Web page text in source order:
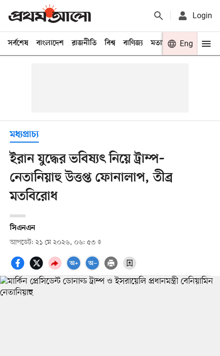
Login
সর্বশেষ বাংলাদেশ রাজনীতি বিশ্ব বাণিজ্য মতামত খেলা
Eng
মধ্যপ্রাচ্য
ইরান যুদ্ধের ভবিষ্যৎ নিয়ে ট্রাম্প–
নেতানিয়াহু উত্তপ্ত ফোনালাপ, তীব্র
মতবিরোধ
সিএনএন
আপডেট: ২১ মে ২০২৬, ০৬: ৫৩